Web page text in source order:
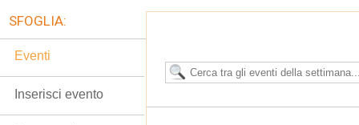
SFOGLIA:
Eventi
Inserisci evento